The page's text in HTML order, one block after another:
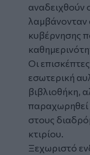
αναδειχθούν
λαμβάνονταν
κυβέρνησης
Οι
εσωτερική
βιβλιοθήκη,
παραχωρηθεί
στους
κτιρίου.
Ξεχωριστό